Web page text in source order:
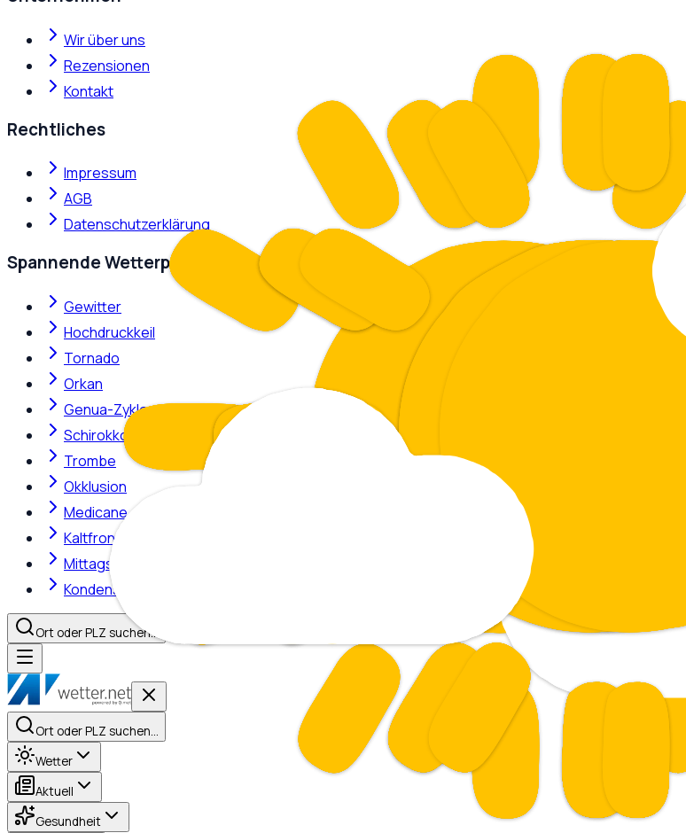
Wir über uns
Rezensionen
Kontakt
Rechtliches
Impressum
AGB
Datenschutzerklärung
Spannende Wetterphänomene
Gewitter
Hochdruckkeil
Tornado
Orkan
Genua-Zyklone
Schirokko
Trombe
Okklusion
Medicane
Kaltfront
Mittagshitze
Kondensstreifen
Ort oder PLZ suchen…
Ort oder PLZ suchen…
Wetter
Aktuell
Gesundheit